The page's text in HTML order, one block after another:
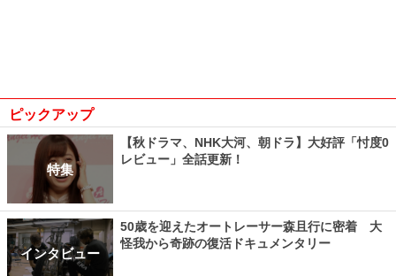
ピックアップ
特集
【秋ドラマ、NHK大河、朝ドラ】大好評「忖度0
レビュー」全話更新！
インタビュー
50歳を迎えたオートレーサー森且行に密着 大
怪我から奇跡の復活ドキュメンタリー